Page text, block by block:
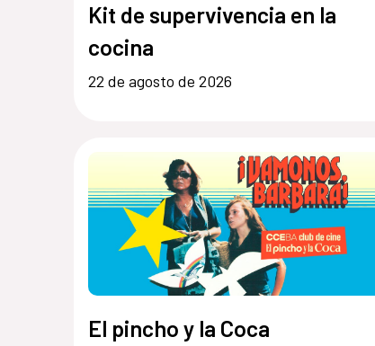
Kit de supervivencia en la
cocina
22 de agosto de 2026
El pincho y la Coca